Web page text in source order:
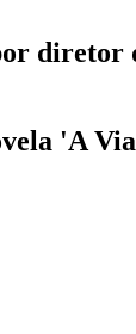
diretor
'A